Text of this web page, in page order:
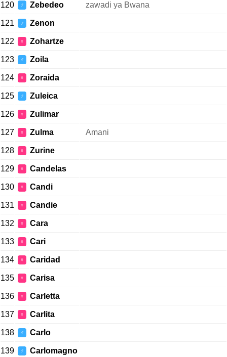
120 ♂ Zebedeo zawadi ya Bwana
121 ♂ Zenon
122 ♀ Zohartze
123 ♂ Zoila
124 ♀ Zoraida
125 ♂ Zuleica
126 ♀ Zulimar
127 ♀ Zulma Amani
128 ♀ Zurine
129 ♀ Candelas
130 ♀ Candi
131 ♀ Candie
132 ♀ Cara
133 ♀ Cari
134 ♀ Caridad
135 ♀ Carisa
136 ♀ Carletta
137 ♀ Carlita
138 ♂ Carlo
139 ♂ Carlomagno